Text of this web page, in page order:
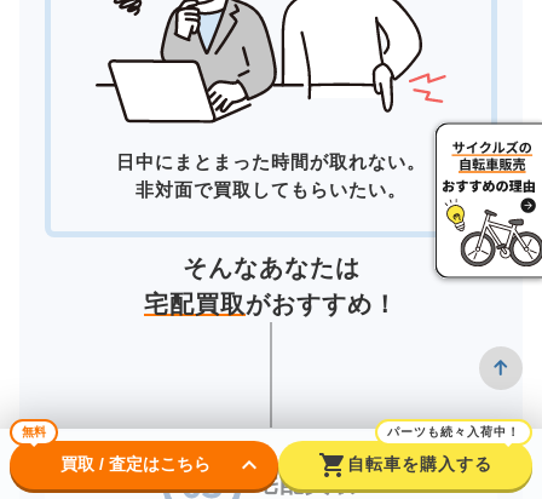
日中にまとまった時間が取れない。
非対面で買取してもらいたい。
そんなあなたは
宅配買取がおすすめ！
宅配買取
無料
買取 / 査定はこちら keyboard_arrow_down shopping_cart
パーツも続々入荷中！
自転車を購入する